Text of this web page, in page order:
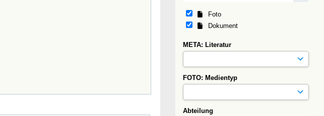
Foto
Dokument
META: Literatur
FOTO: Medientyp
Abteilung